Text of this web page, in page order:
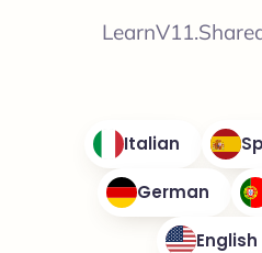
Italian
German
English